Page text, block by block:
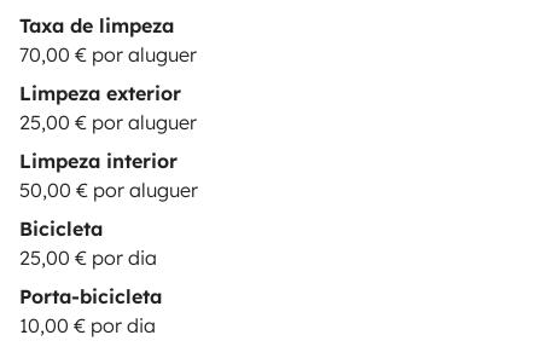
Taxa de limpeza
70,00 € por aluguer
Limpeza exterior
25,00 € por aluguer
Limpeza interior
50,00 € por aluguer
Bicicleta
25,00 € por dia
Porta-bicicleta
10,00 € por dia